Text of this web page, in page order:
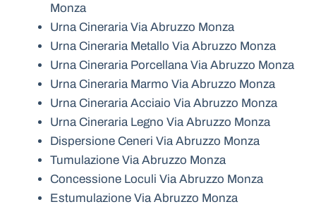
Monza
Urna Cineraria Via Abruzzo Monza
Urna Cineraria Metallo Via Abruzzo Monza
Urna Cineraria Porcellana Via Abruzzo Monza
Urna Cineraria Marmo Via Abruzzo Monza
Urna Cineraria Acciaio Via Abruzzo Monza
Urna Cineraria Legno Via Abruzzo Monza
Dispersione Ceneri Via Abruzzo Monza
Tumulazione Via Abruzzo Monza
Concessione Loculi Via Abruzzo Monza
Estumulazione Via Abruzzo Monza